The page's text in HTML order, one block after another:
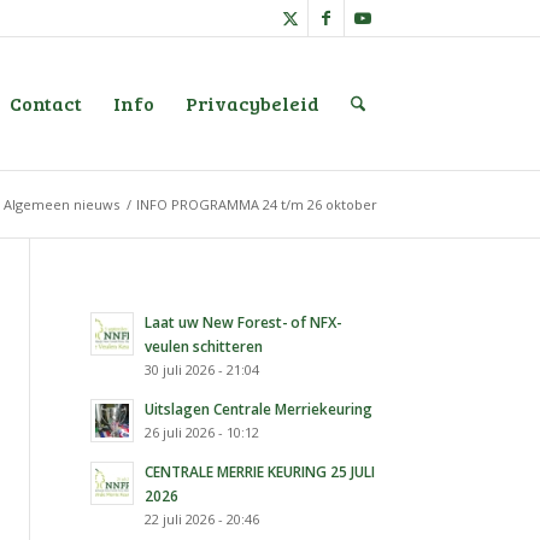
Contact Info Privacybeleid
Algemeen nieuws / INFO PROGRAMMA 24 t/m 26 oktober
Laat uw New Forest- of NFX-
veulen schitteren
30 juli 2026 - 21:04
Uitslagen Centrale Merriekeuring
26 juli 2026 - 10:12
CENTRALE MERRIE KEURING 25 JULI
2026
22 juli 2026 - 20:46